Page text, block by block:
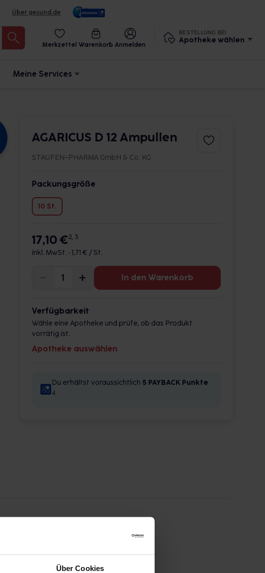
Über Cookies
Über gesund.de
Merkzettel Warenkorb Anmelden
BESTELLUNG BEI
Apotheke wählen
Meine Services
AGARICUS D 12 Ampullen
STAUFEN-PHARMA GmbH & Co. KG
Packungsgröße
10 St.
17,10 €2, 3
inkl. MwSt. • 1,71 € / St.
In den Warenkorb
Verfügbarkeit
Wähle eine Apotheke und prüfe, ob das Produkt
vorrätig ist.
Apotheke auswählen
Du erhältst voraussichtlich 5 PAYBACK Punkte
4